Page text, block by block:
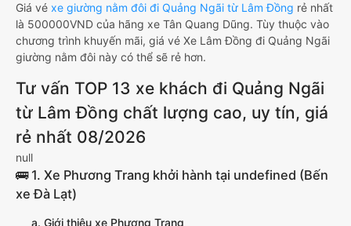
Giá vé xe giường nằm đôi đi Quảng Ngãi từ Lâm Đồng rẻ nhất
là 500000VND của hãng xe Tân Quang Dũng. Tùy thuộc vào
chương trình khuyến mãi, giá vé Xe Lâm Đồng đi Quảng Ngãi
giường nằm đôi này có thể sẽ rẻ hơn.
Tư vấn TOP 13 xe khách đi Quảng Ngãi
từ Lâm Đồng chất lượng cao, uy tín, giá
rẻ nhất 08/2026
null
🚌 1. Xe Phương Trang khởi hành tại undefined (Bến
xe Đà Lạt)
a. Giới thiệu xe Phương Trang